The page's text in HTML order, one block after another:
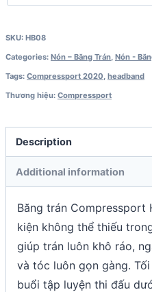
SKU: HB08
Categories: Nón – Băng Trán, Nón -
Tags: Compressport 2020, headband
Thương hiệu: Compressport
Description
Additional information
Băng trán Compressport
kiện không thể thiếu
giúp trán luôn khô ráo,
và tóc luôn gọn gàng.
buổi tập luyện thi đấu